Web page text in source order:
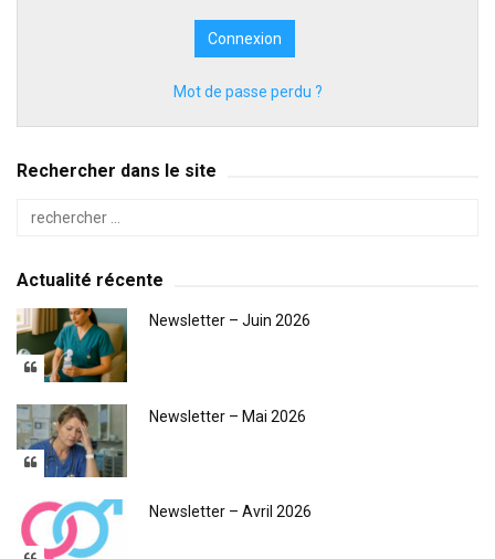
Mot de passe perdu ?
Rechercher dans le site
Actualité récente
Newsletter – Juin 2026
Newsletter – Mai 2026
Newsletter – Avril 2026